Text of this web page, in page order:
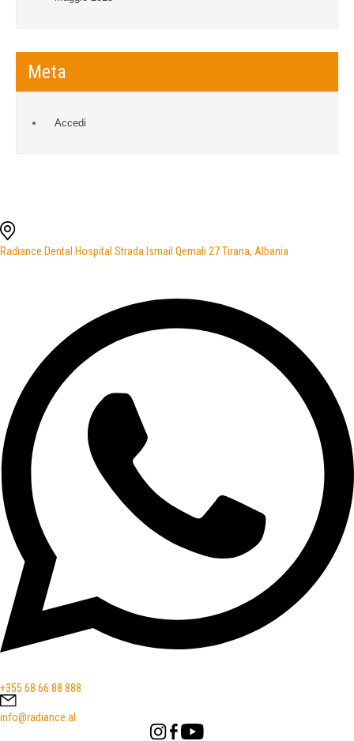
Meta
Accedi
Radiance Dental Hospital Strada Ismail Qemali 27 Tirana, Albania
+355 68 66 88 888
info@radiance.al